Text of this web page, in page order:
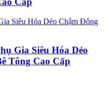
Gia Siêu Hóa Dẻo
Tông Cao Cấp